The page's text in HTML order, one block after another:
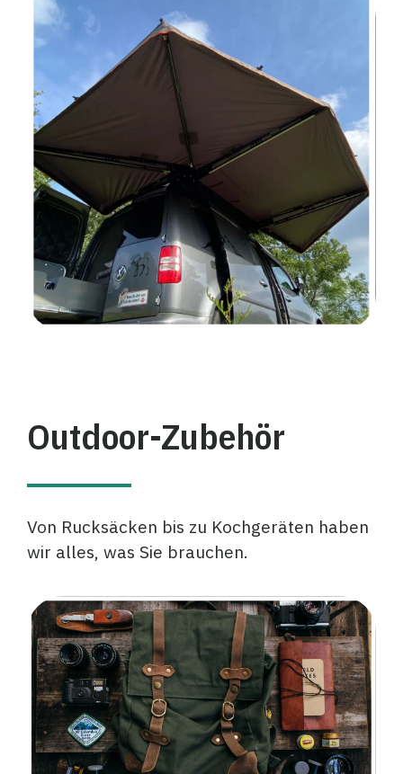
Outdoor-Zubehör
Von Rucksäcken bis zu Kochgeräten haben
wir alles, was Sie brauchen.